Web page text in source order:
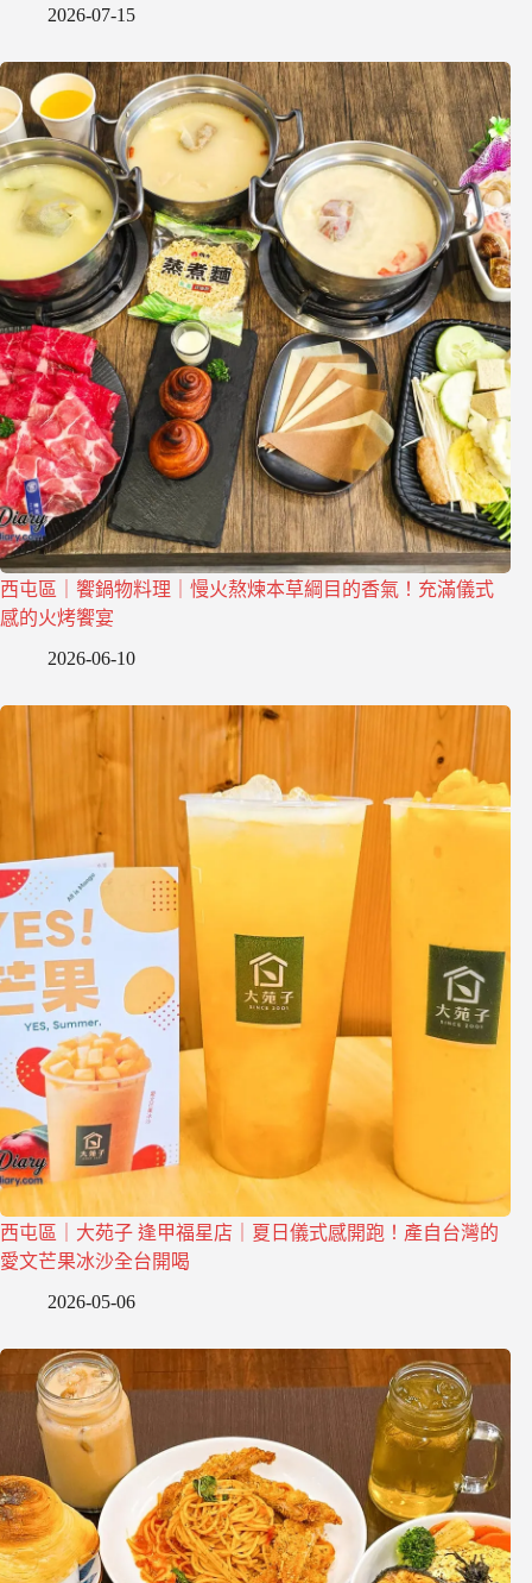
2026-07-15
西屯區｜饗鍋物料理｜慢火熬煉本草綱目的香氣！充滿儀式
感的火烤饗宴
2026-06-10
西屯區｜大苑子 逢甲福星店｜夏日儀式感開跑！產自台灣的
愛文芒果冰沙全台開喝
2026-05-06